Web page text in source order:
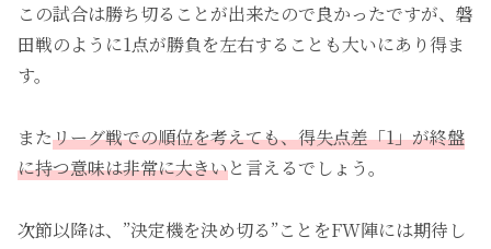
この試合は勝ち切ることが出来たので良かったですが、磐
田戦のように1点が勝負を左右することも大いにあり得ま
す。
またリーグ戦での順位を考えても、得失点差「1」が終盤
に持つ意味は非常に大きいと言えるでしょう。
次節以降は、”決定機を決め切る”ことをFW陣には期待し